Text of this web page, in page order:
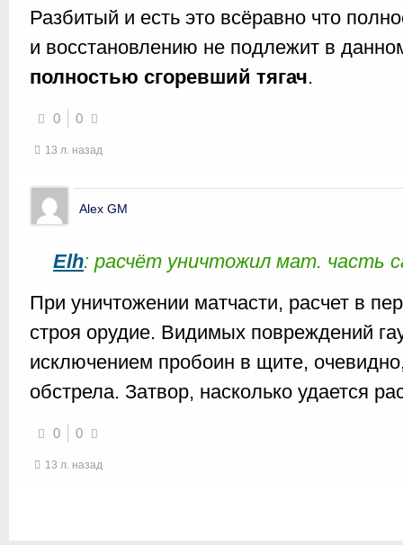
Разбитый и есть это всёравно что
и восстановлению не подлежит в
полностью сгоревший тягач.
0 0
13 л. назад
Alex GM
Elh: расчёт уничтожил мат. часть
При уничтожении матчасти, расчет в
строя орудие. Видимых повреждений
исключением пробоин в щите,
обстрела. Затвор, насколько удается
0 0
13 л. назад